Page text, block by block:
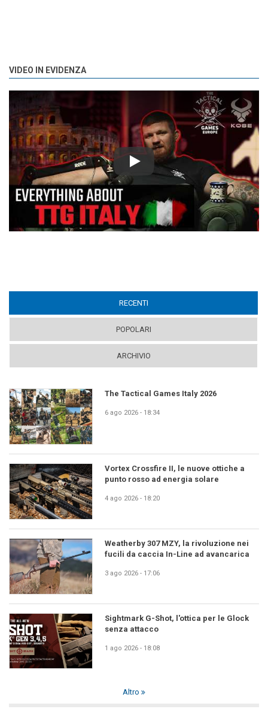
VIDEO IN EVIDENZA
Play
RECENTI
POPOLARI
ARCHIVIO
The Tactical Games Italy 2026
6 ago 2026 - 18:34
Vortex Crossfire II, le nuove ottiche a
punto rosso ad energia solare
4 ago 2026 - 18:20
Weatherby 307 MZY, la rivoluzione nei
fucili da caccia In-Line ad avancarica
3 ago 2026 - 17:06
Sightmark G-Shot, l'ottica per le Glock
senza attacco
1 ago 2026 - 18:08
Altro